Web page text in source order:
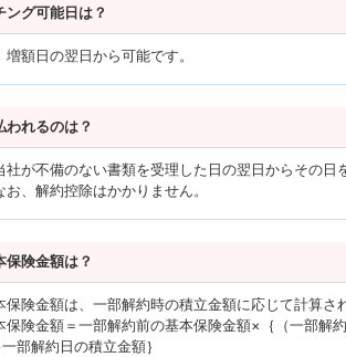
グ可能日は？
額日の翌日から可能です。
われるのは？
社が不備のない書類を受理した日の翌日からその日
、解約控除はかかりません。
保険金額は？
険金額は、一部解約時の積立金額に応じて計算さ
保険金額＝一部解約前の基本保険金額×｛（一部解
部解約日の積立金額｝